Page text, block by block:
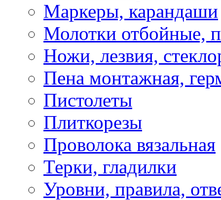
Маркеры, карандаши
Молотки отбойные,
Ножи, лезвия,
Пена монтажная,
Пистолеты
Плиткорезы
Проволока вязальная
Терки, гладилки
Уровни, правила,